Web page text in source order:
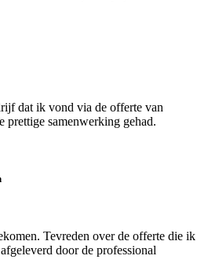
dat ik vond via de offerte van
prettige samenwerking gehad.
Tevreden over de offerte die ik
door de professional